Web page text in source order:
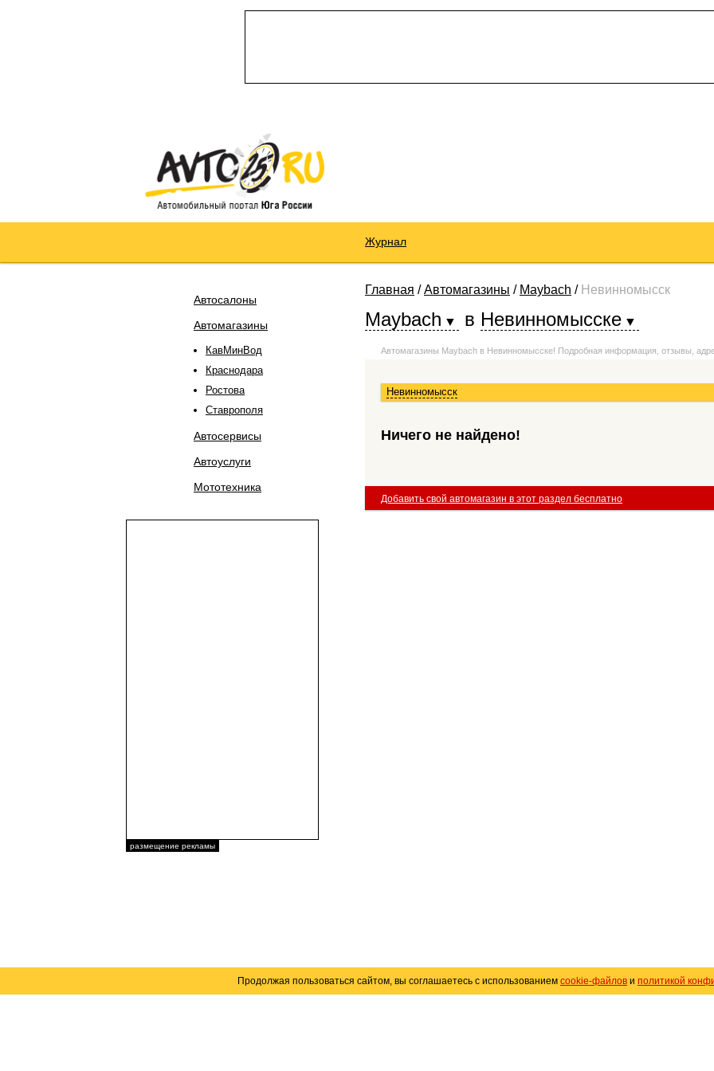
Журнал
Автосалоны
Автомагазины
КавМинВод
Краснодара
Ростова
Ставрополя
Автосервисы
Автоуслуги
Мототехника
размещение рекламы
Главная /Автомагазины / Maybach / Невинномысск
Maybach в Невинномысске
Автомагазины Maybach в Невинномысске! Подробная информация, отзывы,
Невинномысск
Ничего не найдено!
Добавить свой автомагазин в этот раздел бесплатно
Продолжая пользоваться сайтом, вы соглашаетесь с использованием cookie-файлов и политикой